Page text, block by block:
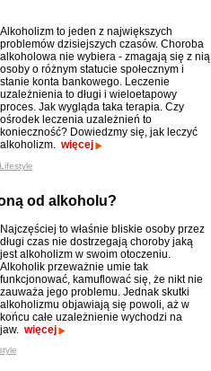
Alkoholizm to jeden z największych
problemów dzisiejszych czasów. Choroba
alkoholowa nie wybiera - zmagają się z nią
osoby o różnym statucie społecznym i
stanie konta bankowego. Leczenie
uzależnienia to długi i wieloetapowy
proces. Jak wygląda taka terapia. Czy
ośrodek leczenia uzależnień to
konieczność? Dowiedzmy się, jak leczyć
alkoholizm. więcej
Lifestyle
od alkoholu?
Najczęściej to właśnie bliskie osoby przez
długi czas nie dostrzegają choroby jaką
jest alkoholizm w swoim otoczeniu.
Alkoholik przeważnie umie tak
funkcjonować, kamuflować się, że nikt nie
zauważa jego problemu. Jednak skutki
alkoholizmu objawiają się powoli, aż w
końcu całe uzależnienie wychodzi na
jaw. więcej